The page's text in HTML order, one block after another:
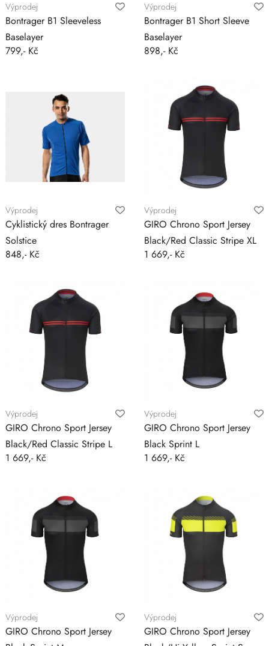
Výprodej
Bontrager B1 Sleeveless
Baselayer
799,- Kč
Výprodej
Bontrager B1 Short Sleeve
Baselayer
898,- Kč
Výprodej
Cyklistický dres Bontrager
Solstice
848,- Kč
Výprodej
GIRO Chrono Sport Jersey
Black/Red Classic Stripe XL
1 669,- Kč
Výprodej
GIRO Chrono Sport Jersey
Black/Red Classic Stripe L
1 669,- Kč
Výprodej
GIRO Chrono Sport Jersey
Black Sprint L
1 669,- Kč
Výprodej
GIRO Chrono Sport Jersey
Výprodej
GIRO Chrono Sport Jersey